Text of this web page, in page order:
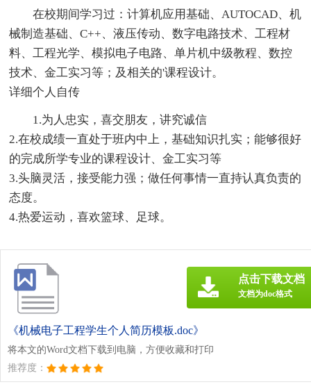
在校期间学习过：计算机应用基础、AUTOCAD、机
械制造基础、C++、液压传动、数字电路技术、工程材
料、工程光学、模拟电子电路、单片机中级教程、数控
技术、金工实习等；及相关的'课程设计。
详细个人自传
1.为人忠实，喜交朋友，讲究诚信
2.在校成绩一直处于班内中上，基础知识扎实；能够很好
的完成所学专业的课程设计、金工实习等
3.头脑灵活，接受能力强；做任何事情一直持认真负责的
态度。
4.热爱运动，喜欢篮球、足球。
《机械电子工程学生个人简历模板.doc》
将本文的Word文档下载到电脑，方便收藏和打印
推荐度：
点击下载文档
文档为doc格式